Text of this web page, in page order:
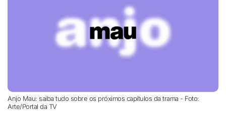
Anjo Mau: saiba tudo sobre os próximos capítulos da trama - Foto:
Arte/Portal da TV